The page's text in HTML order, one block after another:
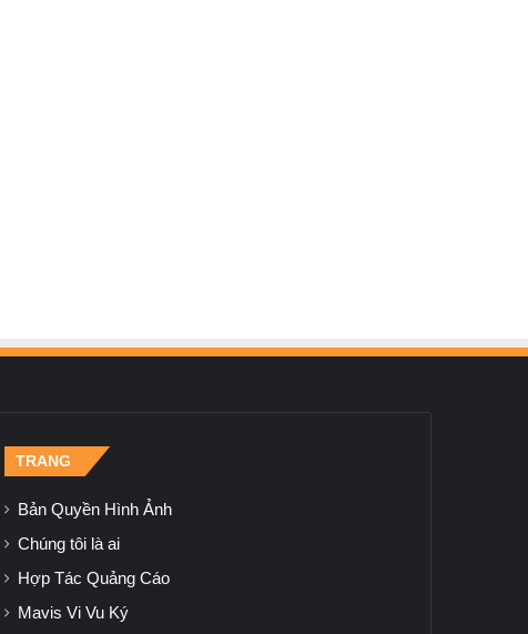
TRANG
Bản Quyền Hình Ảnh
Chúng tôi là ai
Hợp Tác Quảng Cáo
Mavis Vi Vu Ký